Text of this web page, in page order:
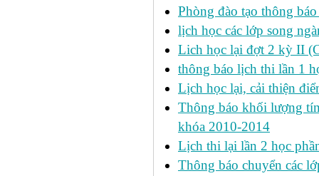
Phòng đào tạo thông
lịch học các lớp song
Lich học lại đợt 2 kỳ II
thông báo lịch thi lần 1
Lịch học lại, cải thiện
Thông báo khối lượng
khóa 2010-2014
Lịch thi lại lần 2 học
Thông báo chuyển các